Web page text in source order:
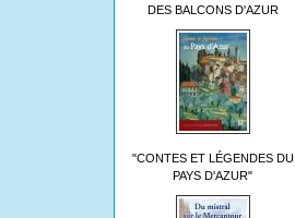
DES BALCONS D'AZUR
"CONTES ET LÉGENDES DU
PAYS D'AZUR"